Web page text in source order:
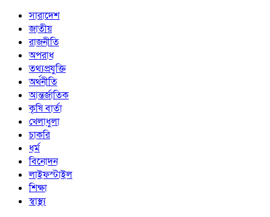
সারাদেশ
জাতীয়
রাজনীতি
অপরাধ
তথ্যপ্রযুক্তি
অর্থনীতি
আন্তর্জাতিক
কৃষি বার্তা
খেলাধুলা
চাকরি
ধর্ম
বিনোদন
লাইফস্টাইল
শিক্ষা
স্বাস্থ্য